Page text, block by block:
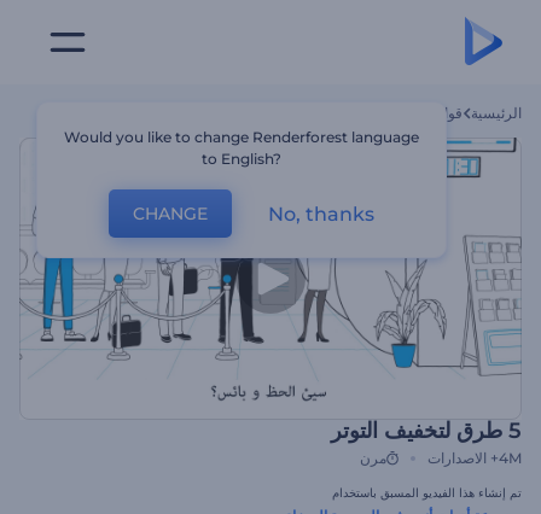
الرئيسية قوالب
5 طرق لتخفيف التوتر
4M+ الاصدارات مرن
تم إنشاء هذا الفيديو المسبق باستخدام
Would you like to change Renderforest language
to English?
CHANGE No, thanks